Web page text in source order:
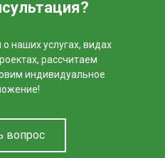
наших услугах, видах
рассчитаем
индивидуальное
вопрос